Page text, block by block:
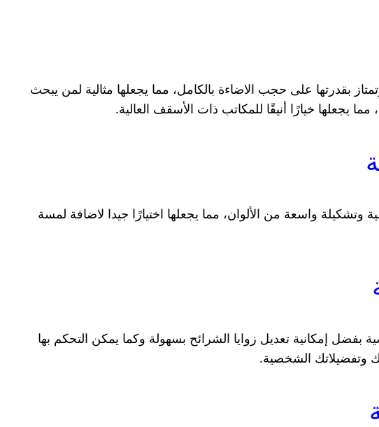
بقدرتها على حجب الاضاءة بالكامل، مما يجعلها مثالية لمن يبحث
يجعلها خيارًا أنيقًا للمكاتب ذات الأسقف العالية.
وتشكيلة واسعة من الألوان، مما يجعلها اختيارًا جيدا لاضافة لمسة
إمكانية تعديل زوايا الشرائح بسهولة وكما يمكن التحكم بها
وتفضيلاتك الشخصية.